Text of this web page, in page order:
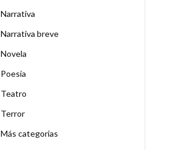
Narrativa
Narrativa breve
Novela
Poesía
Teatro
Terror
Más categorias